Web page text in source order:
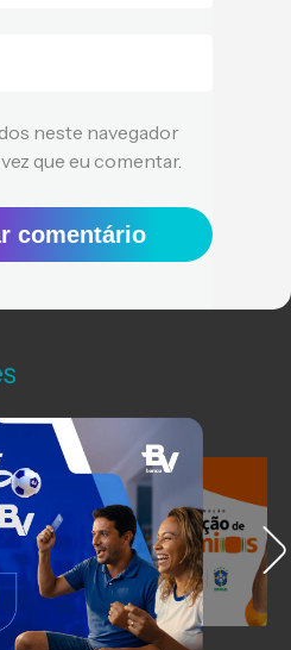
neste navegador
que eu comentar.
comentário